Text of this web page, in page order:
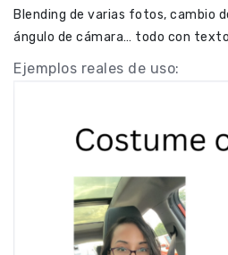
Blending de varias fotos, cambio
ángulo de cámara… todo con
Ejemplos reales de uso: